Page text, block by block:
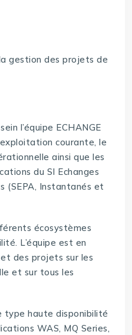
gestion des projets de
l’équipe ECHANGE
courante, le
ainsi que les
du SI Echanges
(SEPA, Instantanés et
écosystèmes
L’équipe est en
des projets sur les
et sur tous les
type haute disponibilité
WAS, MQ Series,